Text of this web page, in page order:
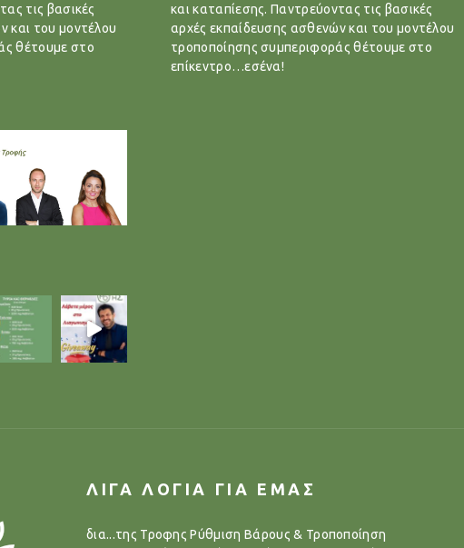
τις βασικές
και του μοντέλου
θέτουμε στο
και καταπίεσης. Παντρεύοντας τις βασικές
αρχές εκπαίδευσης ασθενών και του μοντέλου
τροποποίησης συμπεριφοράς θέτουμε στο
επίκεντρο…εσένα!
ΛΙΓΑ ΛΟΓΙΑ ΓΙΑ ΕΜΑΣ
δια...της Τροφης Ρύθμιση Βάρους & Τροποποίηση